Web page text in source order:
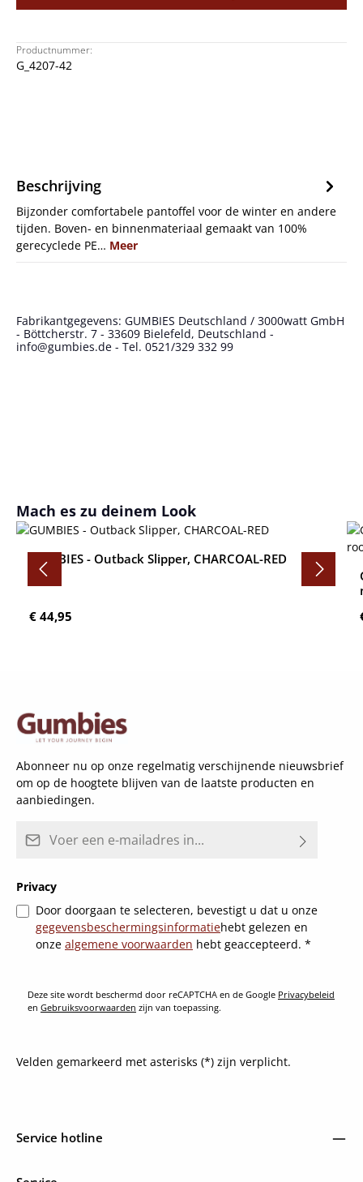
Productnummer:
G_4207-42
Beschrijving
Bijzonder comfortabele pantoffel voor de winter en andere
tijden. Boven- en binnenmateriaal gemaakt van 100%
gerecyclede PE… Meer
Fabrikantgegevens: GUMBIES Deutschland / 3000watt GmbH
- Böttcherstr. 7 - 33609 Bielefeld, Deutschland -
info@gumbies.de - Tel. 0521/329 332 99
Productgalerij overslaan
Mach es zu deinem Look
GUMBIES - Outback Slipper, CHARCOAL-RED
Normale prijs:
€ 44,95
Abonneer nu op onze regelmatig verschijnende nieuwsbrief
om op de hoogtete blijven van de laatste producten en
aanbiedingen.
Privacy
Door doorgaan te selecteren, bevestigt u dat u onze
gegevensbeschermingsinformatiehebt gelezen en
onze algemene voorwaarden hebt geaccepteerd. *
Deze site wordt beschermd door reCAPTCHA en de Google Privacybeleid
en Gebruiksvoorwaarden zijn van toepassing.
Velden gemarkeerd met asterisks (*) zijn verplicht.
Service hotline